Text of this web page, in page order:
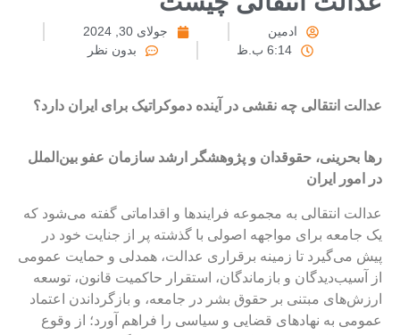
ادمین
جولای 30, 2024
6:14 ب.ظ
بدون نظر
انتقالی چه نقشی در آینده دموکراتیک برای ایران دارد؟
بحرینی، حقوقدان و پژوهشگر ارشد سازمان عفو بین‌الملل
امور ایران
انتقالی به مجموعه‌ فرایندها و اقداماتی گفته می‌شود که
جامعه برای مواجهه اصولی با گذشته پر از جنایت‌ خود در
می‌گیرد تا زمینه برقراری عدالت، همدلی و حمایت عمومی
آسیب‌دیدگان و بازماندگان، استقرار حاکمیت قانون، توسعه
مبتنی بر حقوق بشر در جامعه، و بازگرداندن اعتماد
به نهادهای قضایی و سیاسی را فراهم آورد؛ از وقوع